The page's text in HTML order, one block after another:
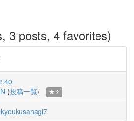
3 posts, 4 favorites)
(投稿一覧) 2